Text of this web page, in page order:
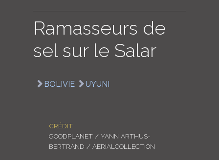
LOGIN
ENGLISH
Ramasseurs de
sel sur le Salar
BOLIVIE UYUNI
CRÉDIT :
GOODPLANET / YANN ARTHUS-
BERTRAND / AERIALCOLLECTION